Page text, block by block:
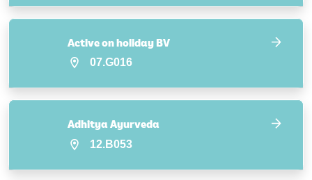
Active on holiday BV
07.G016
Adhitya Ayurveda
12.B053